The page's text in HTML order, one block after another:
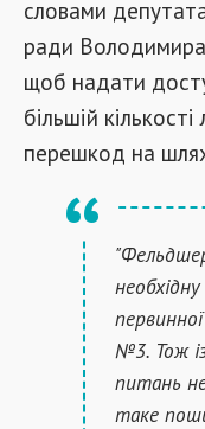
словами
ради
щоб надати
більшій
перешкод на
№3. Тож
питань
таке